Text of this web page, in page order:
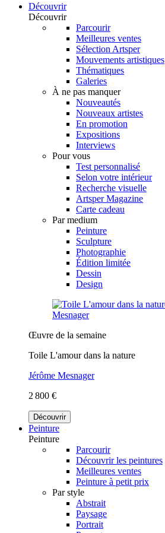
Découvrir
Découvrir
Parcourir
Meilleures ventes
Sélection Artsper
Mouvements artistiques
Thématiques
Galeries
À ne pas manquer
Nouveautés
Nouveaux artistes
En promotion
Expositions
Interviews
Pour vous
Test personnalisé
Selon votre intérieur
Recherche visuelle
Artsper Magazine
Carte cadeau
Par medium
Peinture
Sculpture
Photographie
Édition limitée
Dessin
Design
Œuvre de la semaine
Toile L'amour dans la nature
Jérôme Mesnager
2 800 €
Découvrir
Peinture
Peinture
Parcourir
Découvrir les peintures
Meilleures ventes
Peinture à petit prix
Par style
Abstrait
Paysage
Portrait